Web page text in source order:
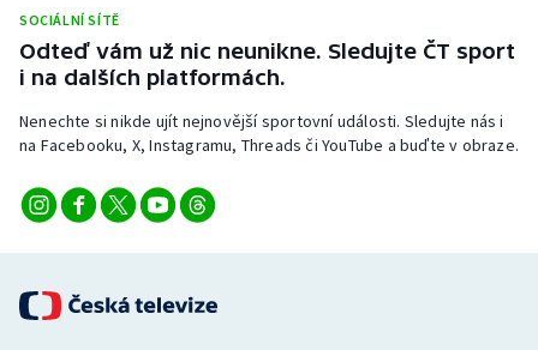
Triatlon
Veslování
Vodní slalom
Volejbal
Ostatní
SOCIÁLNÍ SÍTĚ
Odteď vám už nic neunikne. Sledujte ČT sport
i na dalších platformách.
Nenechte si nikde ujít nejnovější sportovní události. Sledujte nás i
na Facebooku, X, Instagramu, Threads či YouTube a buďte v obraze.